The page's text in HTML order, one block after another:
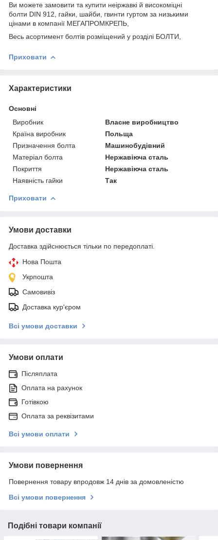
Ви можете замовити та купити неіржавкі й високоміцні
болти DIN 912, гайки, шайби, гвинти гуртом за низькими
цінами в компанії МЕГАПРОМКРЕПЬ,
Весь асортимент болтів розміщений у розділі БОЛТИ,
Приховати
Характеристики
Основні
Виробник
Власне виробництво
Країна виробник
Польща
Призначення болта
Машинобудівний
Матеріал болта
Нержавіюча сталь
Покриття
Нержавіюча сталь
Наявність гайки
Так
Приховати
Умови доставки
Доставка здійснюється тільки по передоплаті.
Нова Пошта
Укрпошта
Самовивіз
Доставка кур'єром
Всі умови доставки
Умови оплати
Післяплата
Оплата на рахунок
Готівкою
Оплата за реквізитами
Всі умови оплати
Умови повернення
Повернення товару впродовж 14 днів за домовленістю
Всі умови повернення
Подібні товари компанії